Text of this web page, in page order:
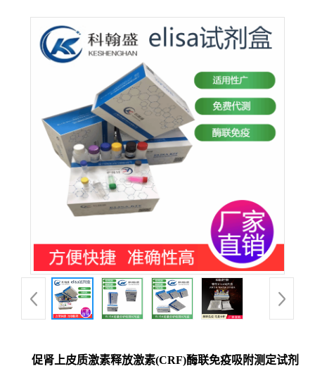
促肾上皮质激素释放激素(CRF)酶联免疫吸附测定试剂